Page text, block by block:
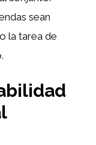
sean
la tarea de